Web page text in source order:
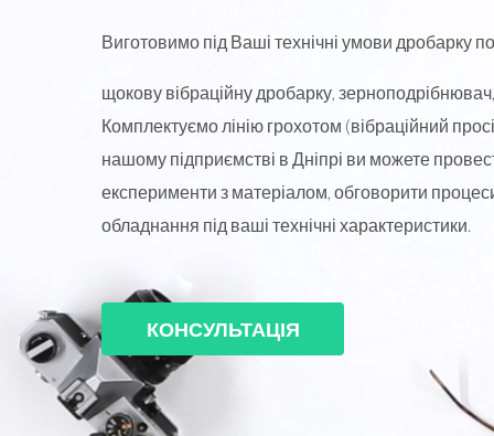
Виготовимо під Ваші технічні умови дробарку
щокову вібраційну дробарку,
Комплектуємо лінію грохотом (вібраційний
нашому підприємстві в Дніпрі ви можете
експерименти з матеріалом, обговорити
обладнання під ваші технічні характеристики.
КОНСУЛЬТАЦІЯ